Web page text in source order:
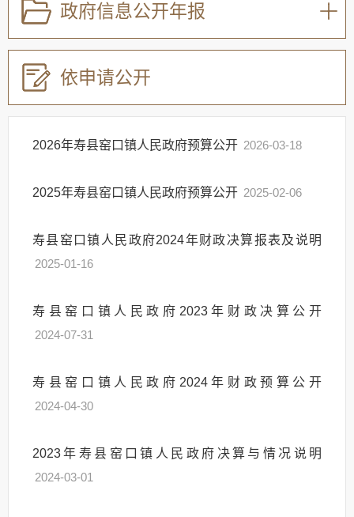
监督保障
其他法定信息
政府信息公开年报
依申请公开
2026年寿县窑口镇人民政府预算公开 2026-03-18
2025年寿县窑口镇人民政府预算公开 2025-02-06
寿县窑口镇人民政府2024年财政决算报表及说明
2025-01-16
寿县窑口镇人民政府2023年财政决算公开
2024-07-31
寿县窑口镇人民政府2024年财政预算公开
2024-04-30
2023年寿县窑口镇人民政府决算与情况说明
2024-03-01